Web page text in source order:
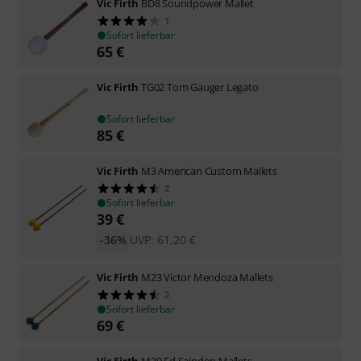
1
Sofort lieferbar
65€
Vic Firth TG02 Tom Gauger Legato
Sofort lieferbar
85€
Vic Firth M3 American Custom Mallets
2
Sofort lieferbar
39€
UVP: 61,20 €
-36%
Vic Firth M23 Victor Mendoza Mallets
2
Sofort lieferbar
69€